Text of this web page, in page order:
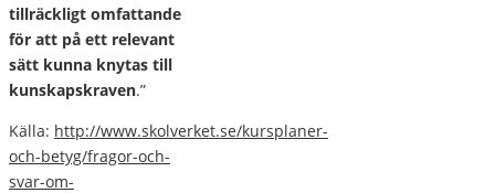
tillräckligt omfattande
för att på ett relevant
sätt kunna knytas till
kunskapskraven.”
Källa: http://www.skolverket.se/kursplaner-
och-betyg/fragor-och-
svar-om-